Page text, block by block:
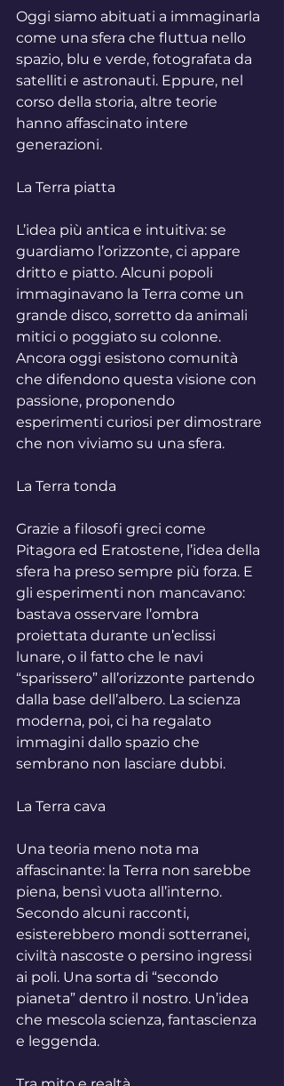
Oggi siamo abituati a immaginarla
come una sfera che fluttua nello
spazio, blu e verde, fotografata da
satelliti e astronauti. Eppure, nel
corso della storia, altre teorie
hanno affascinato intere
generazioni.
La Terra piatta
L’idea più antica e intuitiva: se
guardiamo l’orizzonte, ci appare
dritto e piatto. Alcuni popoli
immaginavano la Terra come un
grande disco, sorretto da animali
mitici o poggiato su colonne.
Ancora oggi esistono comunità
che difendono questa visione con
passione, proponendo
esperimenti curiosi per dimostrare
che non viviamo su una sfera.
La Terra tonda
Grazie a filosofi greci come
Pitagora ed Eratostene, l’idea della
sfera ha preso sempre più forza. E
gli esperimenti non mancavano:
bastava osservare l’ombra
proiettata durante un’eclissi
lunare, o il fatto che le navi
“sparissero” all’orizzonte partendo
dalla base dell’albero. La scienza
moderna, poi, ci ha regalato
immagini dallo spazio che
sembrano non lasciare dubbi.
La Terra cava
Una teoria meno nota ma
affascinante: la Terra non sarebbe
piena, bensì vuota all’interno.
Secondo alcuni racconti,
esisterebbero mondi sotterranei,
civiltà nascoste o persino ingressi
ai poli. Una sorta di “secondo
pianeta” dentro il nostro. Un’idea
che mescola scienza, fantascienza
e leggenda.